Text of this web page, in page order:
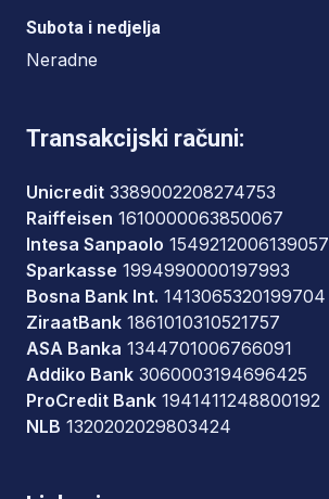
Subota i nedjelja
Neradne
Transakcijski računi:
Unicredit 3389002208274753
Raiffeisen 1610000063850067
Intesa Sanpaolo 1549212006139057
Sparkasse 1994990000197993
Bosna Bank Int. 1413065320199704
ZiraatBank 1861010310521757
ASA Banka 1344701006766091
Addiko Bank 3060003194696425
ProCredit Bank 1941411248800192
NLB 1320202029803424